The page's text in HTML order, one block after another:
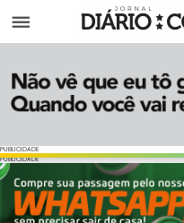
Menu
PUBLICIDADE
PUBLICIDADE